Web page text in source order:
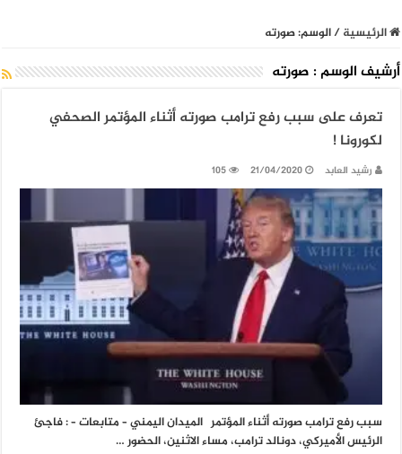
الرئيسية/الوسم:صورته
أرشيف الوسم : صورته
تعرف على سبب رفع ترامب صورته أثناء المؤتمر الصحفي
لكورونا !
رشيد العابد 21/04/2020
105
سبب رفع ترامب صورته أثناء المؤتمر الميدان اليمني – متابعات – : فاجئ
الرئيس الأميركي، دونالد ترامب، مساء الاثنين، الحضور …